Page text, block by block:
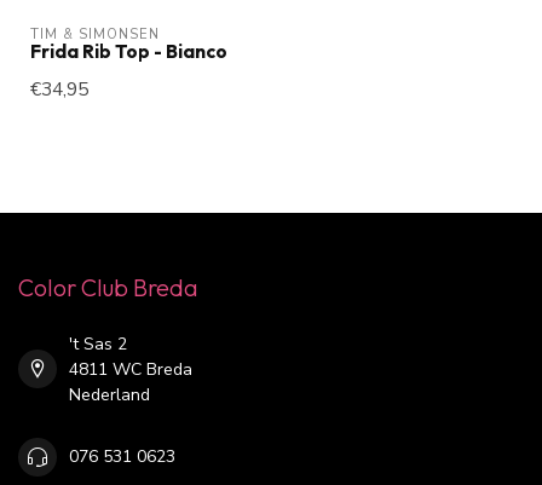
TIM & SIMONSEN
Frida Rib Top - Bianco
€34,95
Color Club Breda
't Sas 2
4811 WC Breda
Nederland
076 531 0623